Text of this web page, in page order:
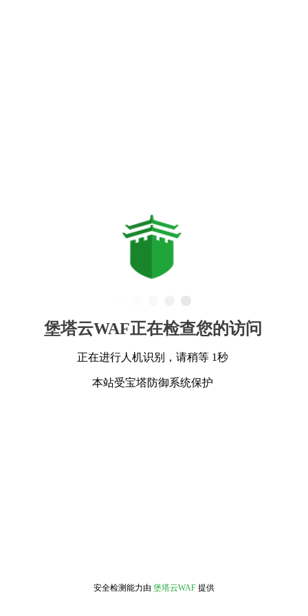
堡塔云WAF正在检查您的访问
正在进行人机识别，请稍等 1秒
本站受宝塔防御系统保护
安全检测能力由 堡塔云WAF 提供